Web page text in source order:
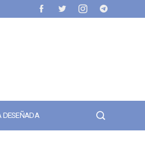
DESEÑADA